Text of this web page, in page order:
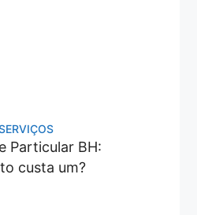
Particular BH:
custa um?